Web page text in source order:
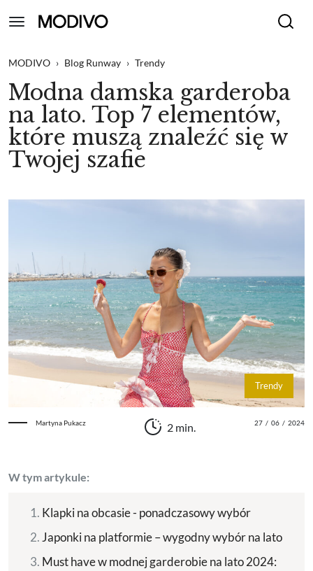
MODIVO › Blog Runway › Trendy
Modna damska garderoba
na lato. Top 7 elementów,
które muszą znaleźć się w
Twojej szafie
Trendy
Martyna Pukacz 2 min. 27 / 06 / 2024
W tym artykule:
Klapki na obcasie - ponadczasowy wybór
Japonki na platformie – wygodny wybór na lato
Must have w modnej garderobie na lato 2024: